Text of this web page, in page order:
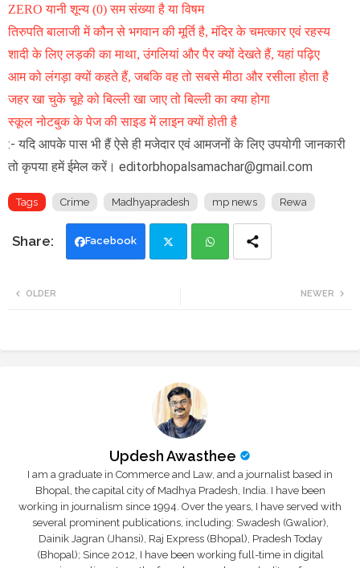
ZERO यानी शून्य (0) सम संख्या है या विषम
तिरुपति बालाजी में कौन से भगवान की मूर्ति है, मंदिर के चमत्कार एवं रहस्य
शादी के लिए लड़की का माथा, उंगलियां और पैर क्यों देखते हैं, यहां पढ़िए
आम को लंगड़ा क्यों कहते हैं, जबकि वह तो सबसे मीठा और रसीला होता है
जहर खा चुके चूहे को बिल्ली खा जाए तो बिल्ली का क्या होगा
स्कूल नोटबुक के पेज की साइड में लाइन क्यों होती है
:- यदि आपके पास भी हैं ऐसे ही मजेदार एवं आमजनों के लिए उपयोगी जानकारी
तो कृपया हमें ईमेल करें। editorbhopalsamachar@gmail.com
Tags Crime Madhyapradesh mp news Rewa
Facebook
NEWER
OLDER
Updesh Awasthee
I am a graduate in Commerce and Law, and a journalist based in
Bhopal, the capital city of Madhya Pradesh, India. I have been
working in journalism since 1994. Over the years, I have served with
several prominent publications, including: Swadesh (Gwalior),
Dainik Jagran (Jhansi), Raj Express (Bhopal), Pradesh Today
(Bhopal); Since 2012, I have been working full-time in digital